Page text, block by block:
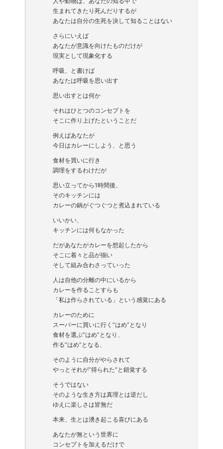
生まれてきたり死んだりするが
あなたは自分の生死を決して知ることはない
さらにいえば
あなたが意識を向けたものだけが
現実として現象化する
呼吸、と書けば
あなたは呼吸を思い出す
思い出すとは何か
それはひとつのコンセプトを
そこに作り上げたということだ
例えばあなたが
今日はカレーにしよう、と思う
食材を買いに行き
調理をするわけだが
思い立ってから1時間後、
そのキッチンには
カレーの鍋がぐつぐつと煮込まれている
いいかい、
キッチンには何もなかった
だがあなたがカレーを想起したから
そこに着々と品が揃い
そして組み合わさっていった
人は自他の分離の中にいるから
カレーを作ることすらも
「私は作らされている」という感覚にある
カレーのために
スーパーに買いに行く”はめ”となり
食材を選ぶ”はめ”となり、
作る”はめ”となる、
そのように自分がやらされて
やっとそれが”得られた”と錯覚する
そうではない
そのような生き方は真理とは逆だし
ゆえに楽しさは皆無だ
本来、生とは湧き起こる喜びにある
あなたが無という世界に
コンセプトを加えるだけで